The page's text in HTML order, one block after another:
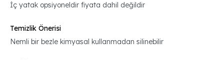
İç yatak opsiyoneldir fiyata dahil değildir
Temizlik Önerisi
Nemli bir bezle kimyasal kullanmadan silinebilir